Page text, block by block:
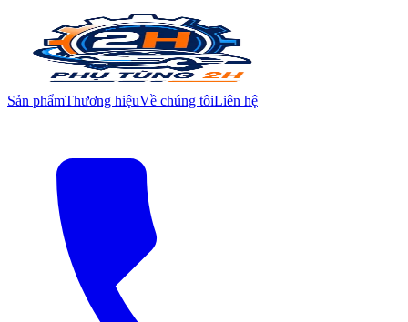
Sản phẩmThương hiệuVề chúng tôiLiên hệ